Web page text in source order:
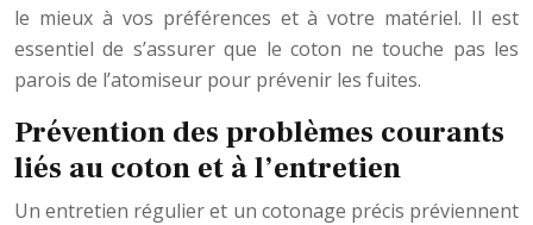
le mieux à vos préférences et à votre matériel. Il est
essentiel de s’assurer que le coton ne touche pas les
parois de l’atomiseur pour prévenir les fuites.
Prévention des problèmes courants
liés au coton et à l’entretien
Un entretien régulier et un cotonage précis préviennent